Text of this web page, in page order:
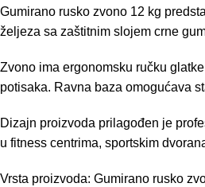
Gumirano rusko zvono 12 kg
željeza sa zaštitnim slojem crne
Zvono ima ergonomsku ručku
potisaka. Ravna baza omogućava
Dizajn proizvoda prilagođen je
u fitness centrima, sportskim
Vrsta proizvoda: Gumirano rusko